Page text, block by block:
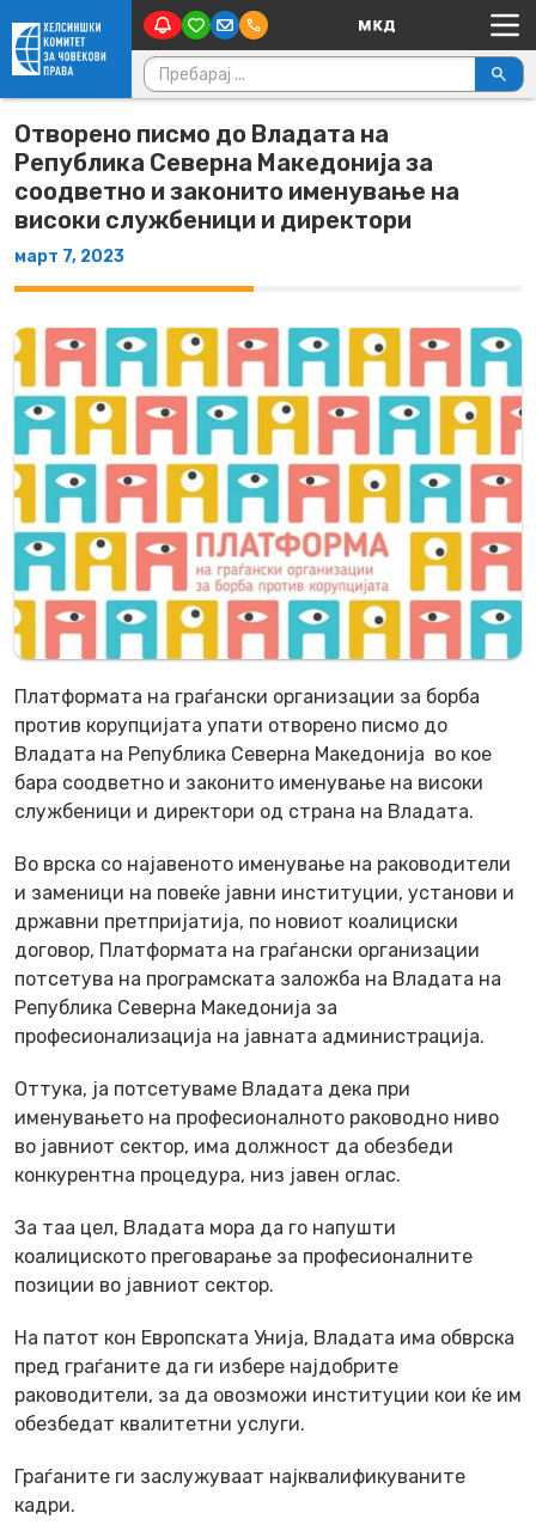
Skip to content Main Navigation
Пребарувај за:
Отворено писмо до Владата на
Република Северна Македонија за
соодветно и законито именување на
високи службеници и директори
март 7, 2023
Платформата на граѓански организации за борба
против корупцијата упати отворено писмо до
Владата на Република Северна Македонија во кое
бара соодветно и законито именување на високи
службеници и директори од страна на Владата.
Во врска со најавеното именување на раководители
и заменици на повеќе јавни институции, установи и
државни претпријатија, по новиот коалициски
договор, Платформата на граѓански организации
потсетува на програмската заложба на Владата на
Република Северна Македонија за
професионализација на јавната администрација.
Оттука, ја потсетуваме Владата дека при
именувањето на професионалното раководно ниво
во јавниот сектор, има должност да обезбеди
конкурентна процедура, низ јавен оглас.
За таа цел, Владата мора да го напушти
коалициското преговарање за професионалните
позиции во јавниот сектор.
На патот кон Европската Унија, Владата има обврска
пред граѓаните да ги избере најдобрите
раководители, за да овозможи институции кои ќе им
обезбедат квалитетни услуги.
Граѓаните ги заслужуваат најквалификуваните
кадри.